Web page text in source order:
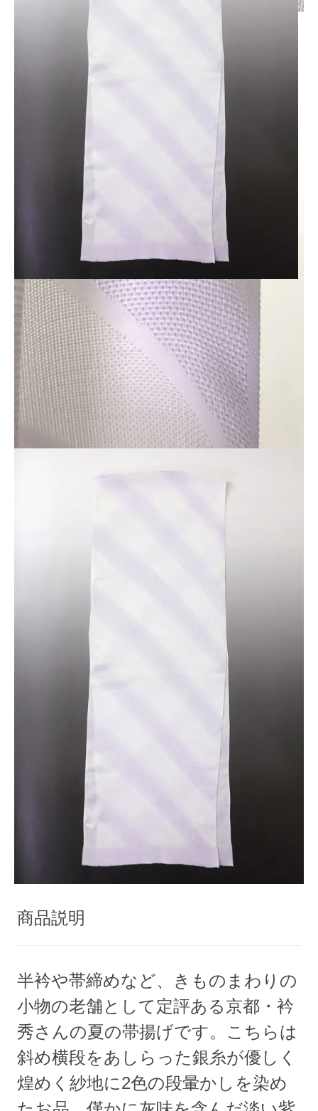
商品説明
半衿や帯締めなど、きものまわりの
小物の老舗として定評ある京都・衿
秀さんの夏の帯揚げです。こちらは
斜め横段をあしらった銀糸が優しく
煌めく紗地に2色の段暈かしを染め